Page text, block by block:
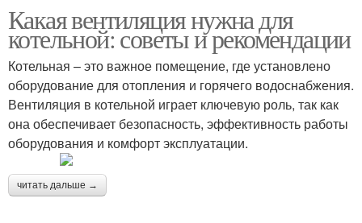
Какая вентиляция нужна для
котельной: советы и рекомендации
Котельная – это важное помещение, где установлено
оборудование для отопления и горячего водоснабжения.
Вентиляция в котельной играет ключевую роль, так как
она обеспечивает безопасность, эффективность работы
оборудования и комфорт эксплуатации.
читать дальше →